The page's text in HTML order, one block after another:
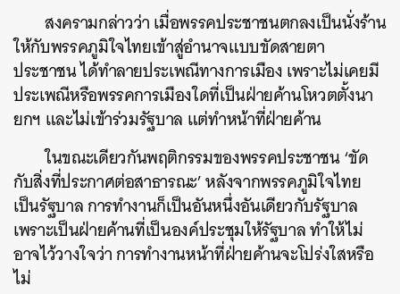
สงครามกล่าวว่า เมื่อพรรคประชาชนตกลงเป็นนั่งร้าน
ให้กับพรรคภูมิใจไทยเข้าสู่อำนาจแบบขัดสายตา
ประชาชน ได้ทำลายประเพณีทางการเมือง เพราะไม่เคยมี
ประเพณีหรือพรรคการเมืองใดที่เป็นฝ่ายค้านโหวตตั้งนา
ยกฯ และไม่เข้าร่วมรัฐบาล แต่ทำหน้าที่ฝ่ายค้าน
ในขณะเดียวกันพฤติกรรมของพรรคประชาชน ‘ขัด
กับสิ่งที่ประกาศต่อสาธารณะ’ หลังจากพรรคภูมิใจไทย
เป็นรัฐบาล การทำงานก็เป็นอันหนึ่งอันเดียวกับรัฐบาล
เพราะเป็นฝ่ายค้านที่เป็นองค์ประชุมให้รัฐบาล ทำให้ไม่
อาจไว้วางใจว่า การทำงานหน้าที่ฝ่ายค้านจะโปร่งใสหรือ
ไม่